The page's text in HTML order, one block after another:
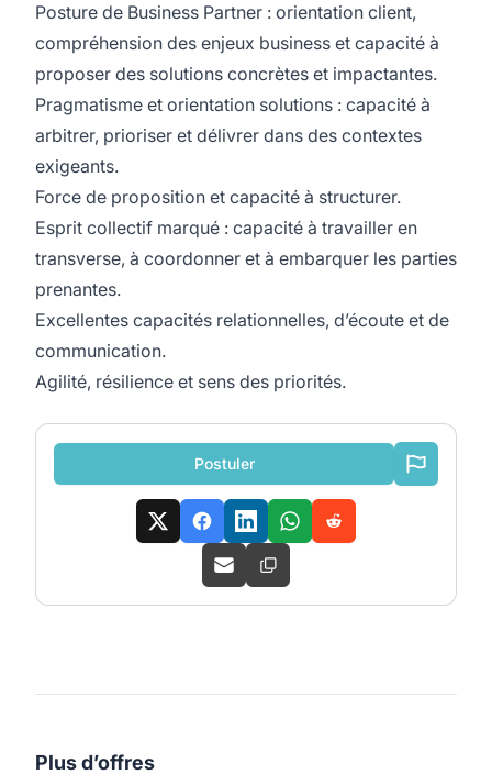
Posture de Business Partner : orientation client,
compréhension des enjeux business et capacité à
proposer des solutions concrètes et impactantes.
Pragmatisme et orientation solutions : capacité à
arbitrer, prioriser et délivrer dans des contextes
exigeants.
Force de proposition et capacité à structurer.
Esprit collectif marqué : capacité à travailler en
transverse, à coordonner et à embarquer les parties
prenantes.
Excellentes capacités relationnelles, d’écoute et de
communication.
Agilité, résilience et sens des priorités.
Postuler
Plus d’offres